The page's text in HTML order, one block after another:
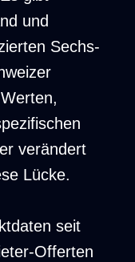
und
Sechs-
verändert
Lücke.
seit
Offerten